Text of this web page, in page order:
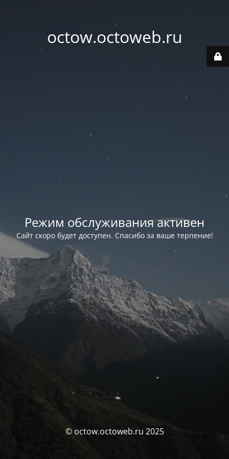
octow.octoweb.ru
Режим обслуживания активен
Сайт скоро будет доступен. Спасибо за ваше терпение!
© octow.octoweb.ru 2025